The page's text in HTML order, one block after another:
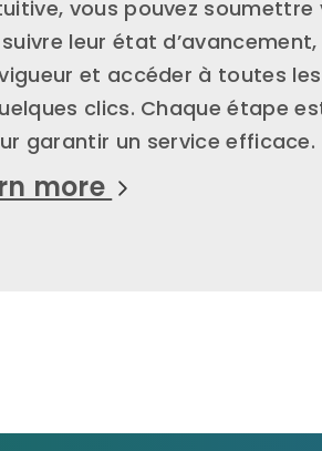
vous pouvez soumettre
leur état d’avancement,
et accéder à toutes les
clics. Chaque étape
garantir un service efficace.
more